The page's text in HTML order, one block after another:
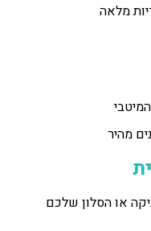
מלאה
או הסלון שלכם